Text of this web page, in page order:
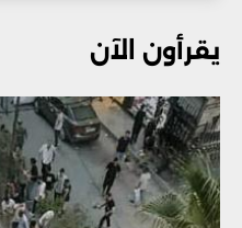
يقرأون الآن